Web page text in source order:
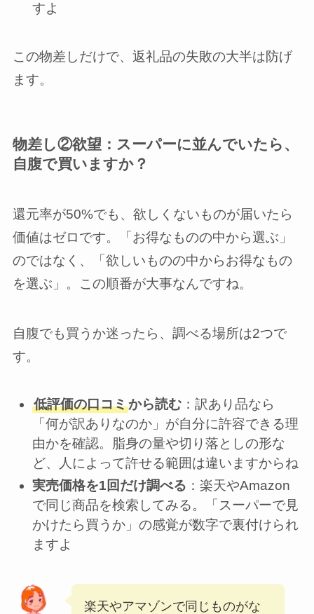
すよ
この物差しだけで、返礼品の失敗の大半は防げ
ます。
物差し②欲望：スーパーに並んでいたら、
自腹で買いますか？
還元率が50%でも、欲しくないものが届いたら
価値はゼロです。「お得なものの中から選ぶ」
のではなく、「欲しいものの中からお得なもの
を選ぶ」。この順番が大事なんですね。
自腹でも買うか迷ったら、調べる場所は2つで
す。
低評価の口コミから読む ：訳あり品なら
「何が訳ありなのか」が自分に許容できる理
由かを確認。脂身の量や切り落としの形な
ど、人によって許せる範囲は違いますからね
実売価格を1回だけ調べる ：楽天やAmazon
で同じ商品を検索してみる。「スーパーで見
かけたら買うか」の感覚が数字で裏付けられ
ますよ
楽天やアマゾンで同じものがな